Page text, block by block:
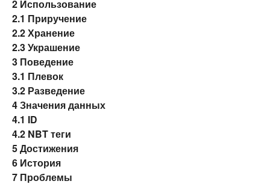
2 Использование
2.1 Приручение
2.2Хранение
2.3Украшение
3 Поведение
3.1 Плевок
3.2 Разведение
4Значения данных
4.1 ID
4.2 NBT теги
5Достижения
6 История
7 Проблемы